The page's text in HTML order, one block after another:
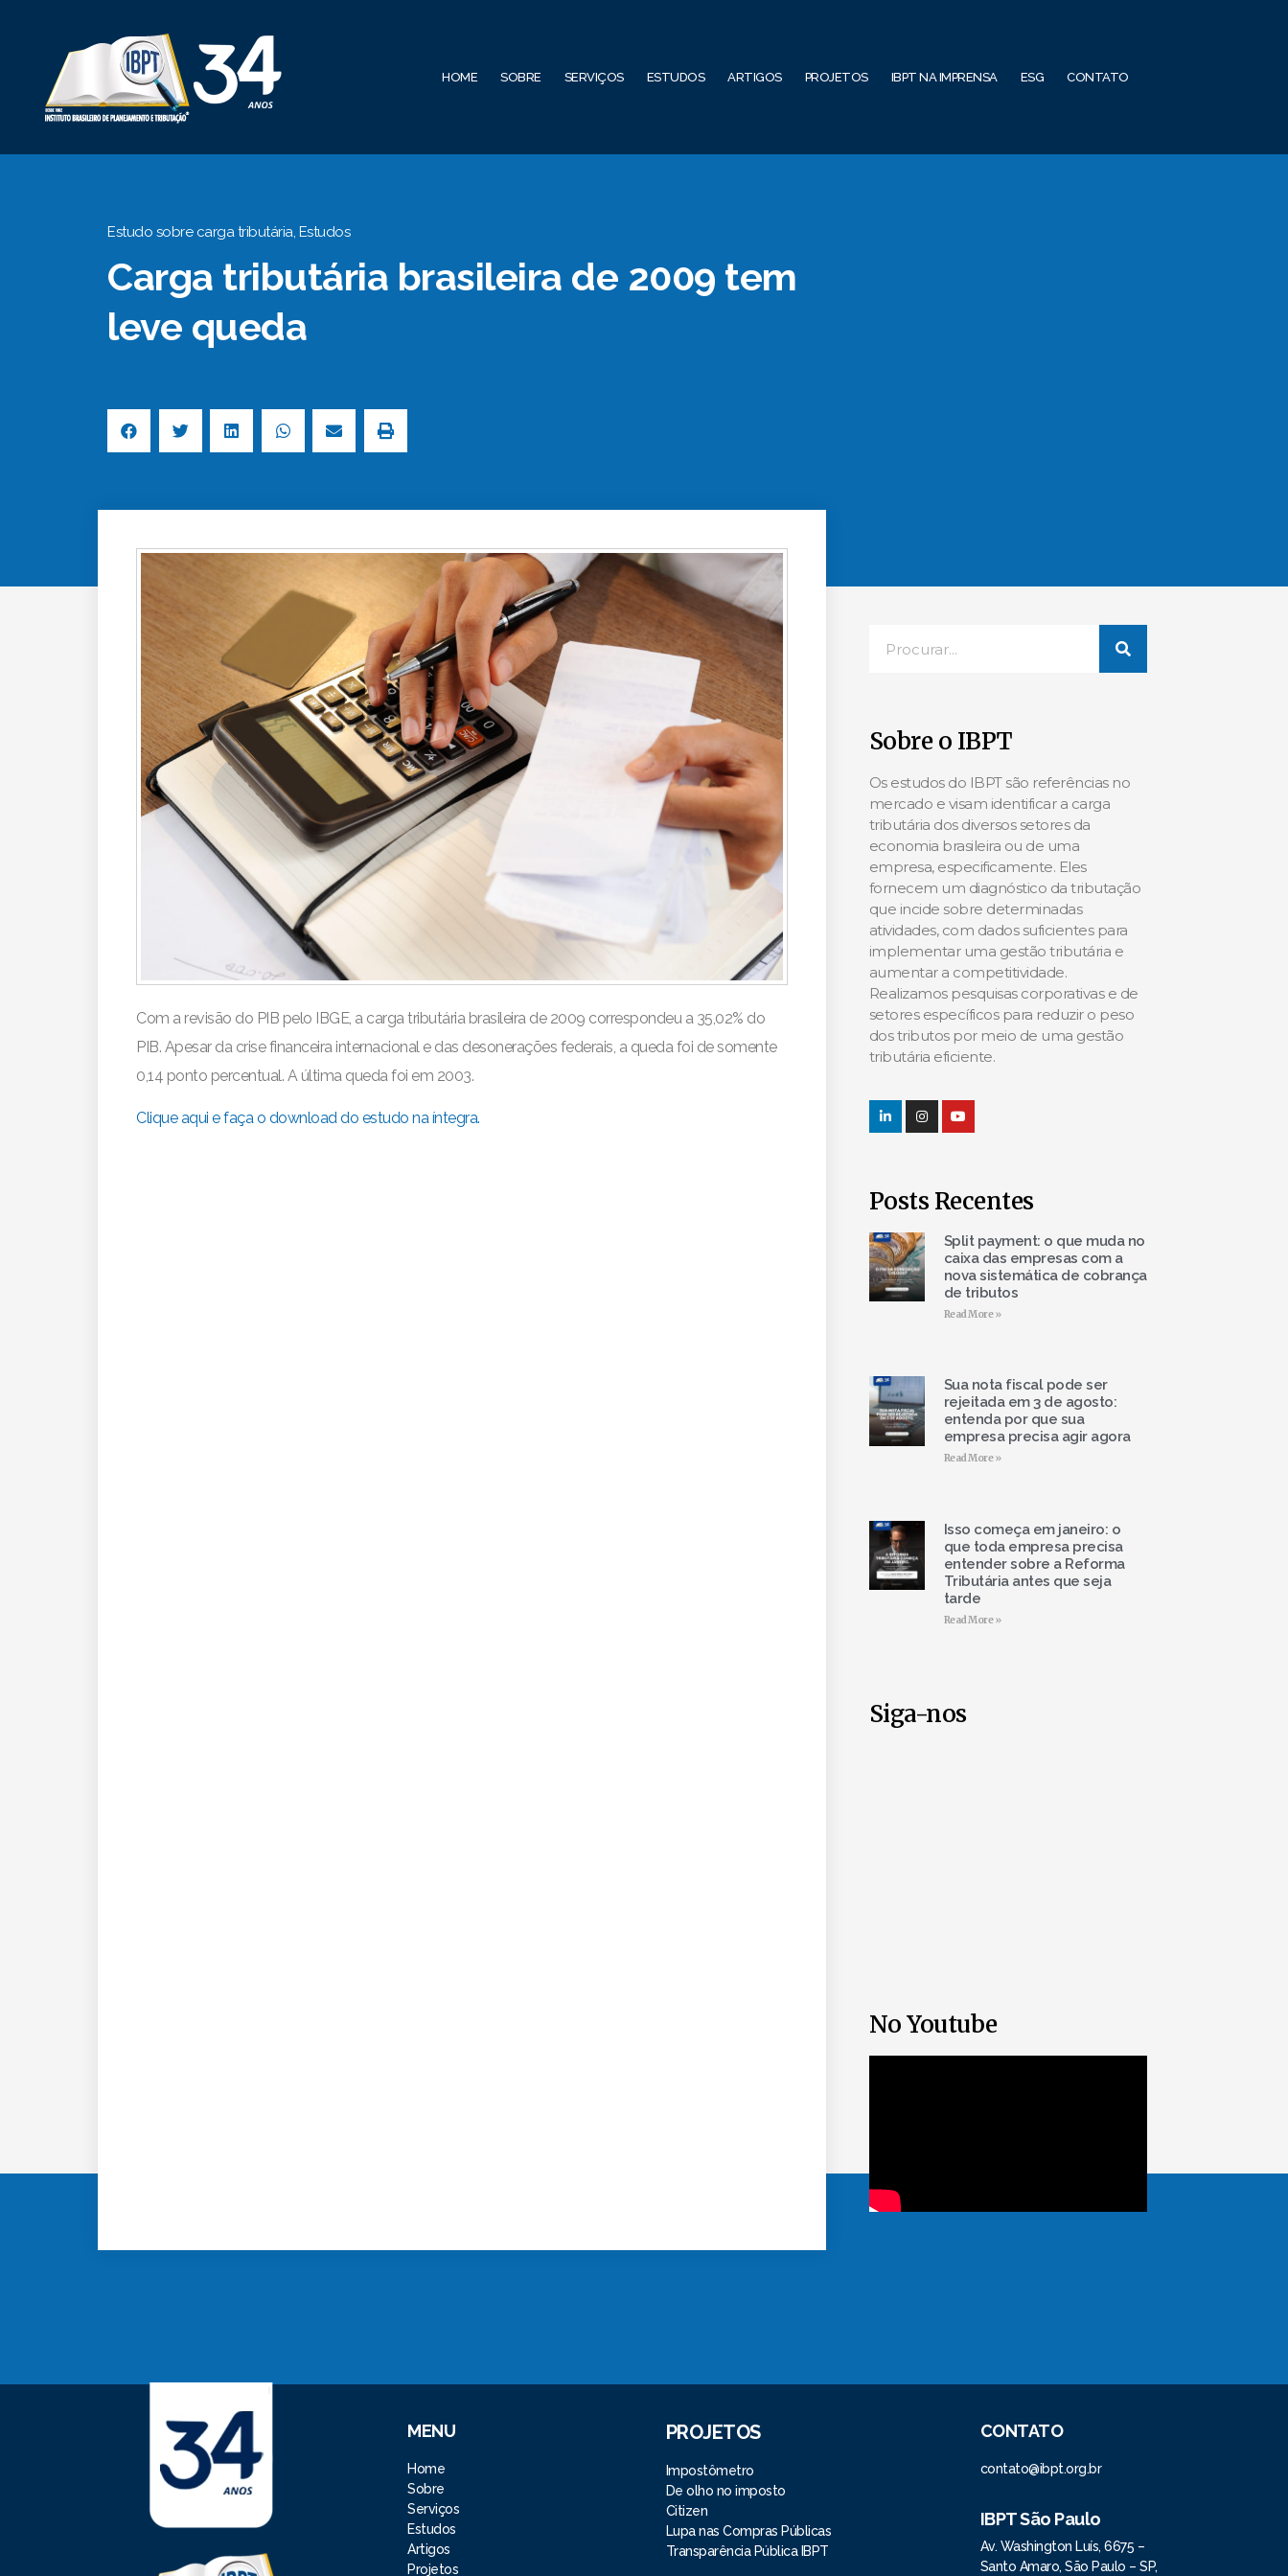
HOME SOBRE SERVIÇOS ESTUDOS ARTIGOS PROJETOS IBPT NA IMPRENSA ESG CONTATO
Estudo sobre carga tributária, Estudos
Carga tributária brasileira de 2009 tem
leve queda
Com a revisão do PIB pelo IBGE, a carga tributária brasileira de 2009 correspondeu a 35,02% do
PIB. Apesar da crise financeira internacional e das desonerações federais, a queda foi de somente
0,14 ponto percentual. A última queda foi em 2003.
Clique aqui e faça o download do estudo na íntegra.
Sobre o IBPT
Os estudos do IBPT são referências no
mercado e visam identificar a carga
tributária dos diversos setores da
economia brasileira ou de uma
empresa, especificamente. Eles
fornecem um diagnóstico da tributação
que incide sobre determinadas
atividades, com dados suficientes para
implementar uma gestão tributária e
aumentar a competitividade.
Realizamos pesquisas corporativas e de
setores específicos para reduzir o peso
dos tributos por meio de uma gestão
tributária eficiente.
Posts Recentes
Split payment: o que muda no
caixa das empresas com a
nova sistemática de cobrança
de tributos
Read More »
Sua nota fiscal pode ser
rejeitada em 3 de agosto:
entenda por que sua
empresa precisa agir agora
Read More »
Isso começa em janeiro: o
que toda empresa precisa
entender sobre a Reforma
Tributária antes que seja
tarde
Read More »
Siga-nos
No Youtube
MENU
Home
Sobre
Serviços
Estudos
Artigos
Projetos
PROJETOS
Impostômetro
De olho no imposto
Citizen
Lupa nas Compras Públicas
Transparência Pública IBPT
CONTATO
contato@ibpt.org.br
IBPT São Paulo
Av. Washington Luís, 6675 –
Santo Amaro, São Paulo – SP,